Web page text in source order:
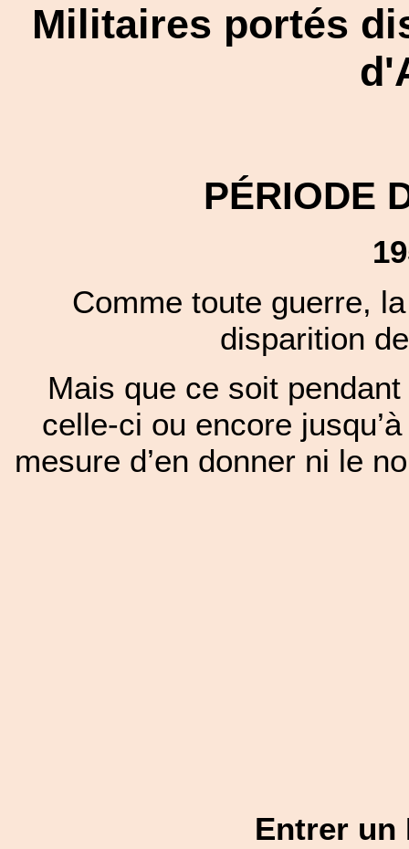
Militaires portés
PÉRIODE
Comme toute guerre,
disparition
Mais que ce soit
celle-ci ou encore
mesure d’en donner ni le
Entrer un